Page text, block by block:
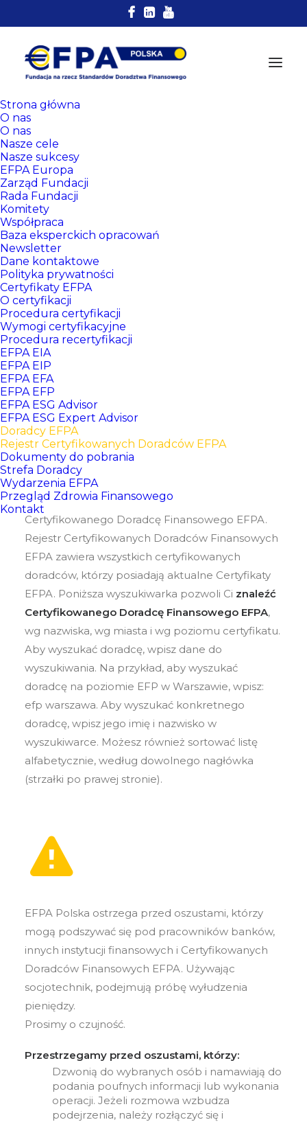
Strona główna
O nas
O nas
Nasze cele
Nasze sukcesy
EFPA Europa
Zarząd Fundacji
Rada Fundacji
Komitety
Współpraca
Baza eksperckich opracowań
Newsletter
Dane kontaktowe
Polityka prywatności
Certyfikaty EFPA
O certyfikacji
Procedura certyfikacji
Wymogi certyfikacyjne
Procedura recertyfikacji
EFPA EIA
EFPA EIP
EFPA EFA
EFPA EFP
EFPA ESG Advisor
EFPA ESG Expert Advisor
Doradcy EFPA
Rejestr Certyfikowanych Doradców EFPA
Dokumenty do pobrania
Strefa Doradcy
Wydarzenia EFPA
Przegląd Zdrowia Finansowego
Kontakt
Rejestr
Certyfikowanych
Doradców EFPA
Poniższa wyszukiwarka pozwoli Ci odnaleźć
Certyfikowanego Doradcę Finansowego EFPA.
Rejestr Certyfikowanych Doradców Finansowych
EFPA zawiera wszystkich certyfikowanych
doradców, którzy posiadają aktualne Certyfikaty
EFPA. Poniższa wyszukiwarka pozwoli Ci znaleźć
Certyfikowanego Doradcę Finansowego EFPA,
wg nazwiska, wg miasta i wg poziomu certyfikatu.
Aby wyszukać doradcę, wpisz dane do
wyszukiwania. Na przykład, aby wyszukać
doradcę na poziomie EFP w Warszawie, wpisz:
efp warszawa. Aby wyszukać konkretnego
doradcę, wpisz jego imię i nazwisko w
wyszukiwarce. Możesz również sortować listę
alfabetycznie, według dowolnego nagłówka
(strzałki po prawej stronie).
EFPA Polska ostrzega przed oszustami, którzy
mogą podszywać się pod pracowników banków,
innych instytucji finansowych i Certyfikowanych
Doradców Finansowych EFPA. Używając
socjotechnik, podejmują próbę wyłudzenia
pieniędzy.
Prosimy o czujność.
Przestrzegamy przed oszustami, którzy:
Dzwonią do wybranych osób i namawiają do
podania poufnych informacji lub wykonania
operacji. Jeżeli rozmowa wzbudza
podejrzenia, należy rozłączyć się i